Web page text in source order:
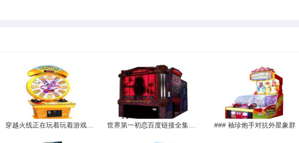
### 袖珍炮手对抗外星象群